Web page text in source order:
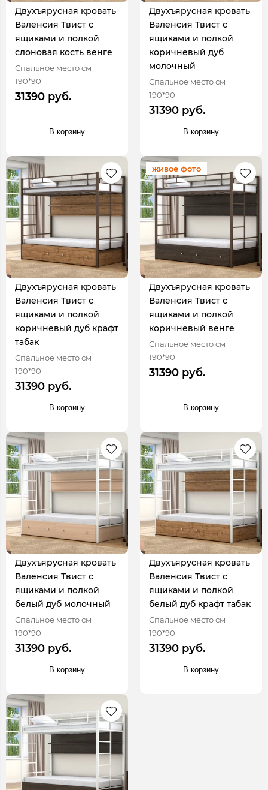
Двухъярусная кровать
Валенсия Твист с
ящиками и полкой
слоновая кость венге
Спальное место см
190*90
31390 руб.
В корзину
Двухъярусная кровать
Валенсия Твист с
ящиками и полкой
коричневый дуб
молочный
Спальное место см
190*90
31390 руб.
В корзину
Двухъярусная кровать
Валенсия Твист с
ящиками и полкой
коричневый дуб крафт
табак
Спальное место см
190*90
31390 руб.
В корзину
живое фото
Двухъярусная кровать
Валенсия Твист с
ящиками и полкой
коричневый венге
Спальное место см
190*90
31390 руб.
В корзину
Двухъярусная кровать
Валенсия Твист с
ящиками и полкой
белый дуб молочный
Спальное место см
190*90
31390 руб.
В корзину
Двухъярусная кровать
Валенсия Твист с
ящиками и полкой
белый дуб крафт табак
Спальное место см
190*90
31390 руб.
В корзину